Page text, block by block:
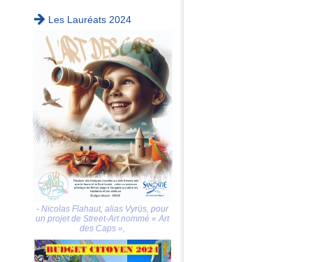
Les Lauréats 2024
- Nicolas Flahaut, alias Vyrüs, pour
un projet de Street-Art nommé « Art
des Caps »,